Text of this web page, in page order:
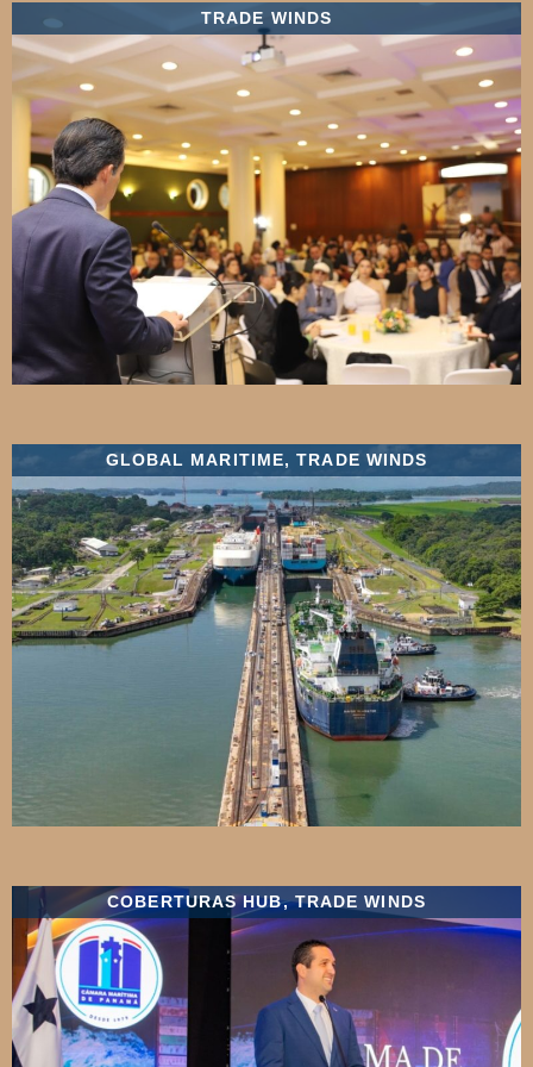
TRADE WINDS
GLOBAL MARITIME,TRADE WINDS
COBERTURAS HUB,TRADE WINDS